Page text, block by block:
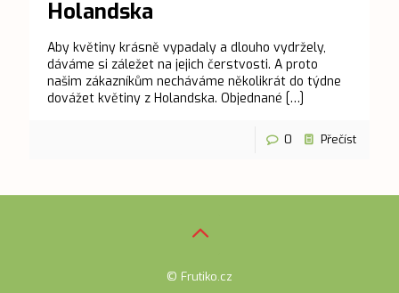
Holandska
Aby květiny krásně vypadaly a dlouho vydržely,
dáváme si záležet na jejich čerstvosti. A proto
našim zákazníkům necháváme několikrát do týdne
dovážet květiny z Holandska. Objednané […]
0 Přečíst
© Frutiko.cz